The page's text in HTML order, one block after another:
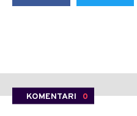
KOMENTARI 0